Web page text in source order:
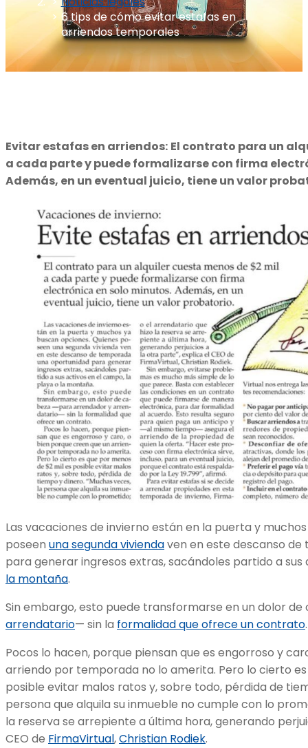
6 tips de cómo evitar estafas en
arriendos temporales
Evitar estafas en arriendos: El contrato para un
a cada parte y puede formalizarse con firma
Además, en un eventual juicio, tiene un valor
Las vacaciones de invierno están en la puerta y
poseen una segunda viviendaven en este descanso
para generar ingresos extras, sacándoles partido a sus
la montaña.
Sin embargo, esto puede transformarse en un dolor
arrendatario— sin la formalidad que ofrece un contrato.
Pocos lo hacen, porque piensan que es engorroso y
arriendo por temporada no lo amerita. Pero lo cierto
posible evitar malos ratos y, sobre todo, pérdida de
persona que alquila su inmueble no cumple con lo
la reserva se arrepiente a última hora, generando
CEO de FirmaVirtual,Christian Rodiek.